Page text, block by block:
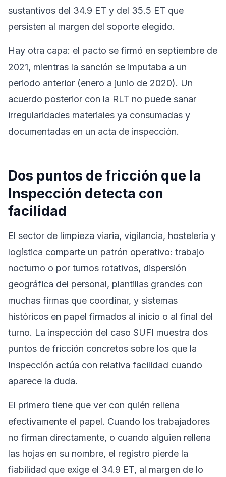
sustantivos del 34.9 ET y del 35.5 ET que
persisten al margen del soporte elegido.
Hay otra capa: el pacto se firmó en septiembre de
2021, mientras la sanción se imputaba a un
periodo anterior (enero a junio de 2020). Un
acuerdo posterior con la RLT no puede sanar
irregularidades materiales ya consumadas y
documentadas en un acta de inspección.
Dos puntos de fricción que la
Inspección detecta con
facilidad
El sector de limpieza viaria, vigilancia, hostelería y
logística comparte un patrón operativo: trabajo
nocturno o por turnos rotativos, dispersión
geográfica del personal, plantillas grandes con
muchas firmas que coordinar, y sistemas
históricos en papel firmados al inicio o al final del
turno. La inspección del caso SUFI muestra dos
puntos de fricción concretos sobre los que la
Inspección actúa con relativa facilidad cuando
aparece la duda.
El primero tiene que ver con quién rellena
efectivamente el papel. Cuando los trabajadores
no firman directamente, o cuando alguien rellena
las hojas en su nombre, el registro pierde la
fiabilidad que exige el 34.9 ET, al margen de lo